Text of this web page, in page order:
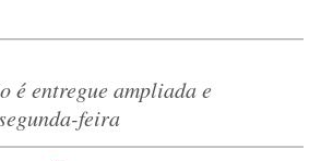
é entregue ampliada e
feira